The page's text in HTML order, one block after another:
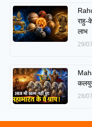
राहु-
लाभ
29/
28/